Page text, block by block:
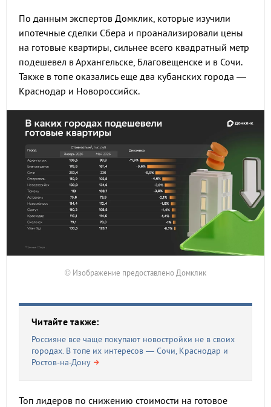
По данным экспертов Домклик, которые изучили
ипотечные сделки Сбера и проанализировали цены
на готовые квартиры, сильнее всего квадратный метр
подешевел в Архангельске, Благовещенске и в Сочи.
Также в топе оказались еще два кубанских города —
Краснодар и Новороссийск.
© Изображение предоставлено Домклик
Читайте также:
Россияне все чаще покупают новостройки не в своих
городах. В топе их интересов — Сочи, Краснодар и
Ростов-на-Дону
Топ лидеров по снижению стоимости на готовое